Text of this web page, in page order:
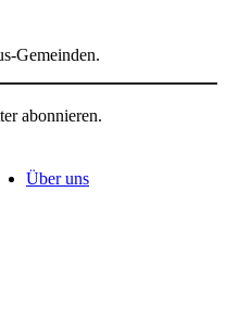
Gemeinden.
abonnieren.
Über uns